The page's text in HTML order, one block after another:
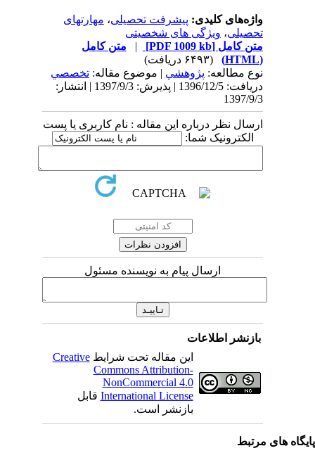
واژه‌های کلیدی:پیشرفت تحصیلی،مهارتهای
تحصیلی،ویژگی های شخصیتی
متن کامل[PDF 1009 kb]
| متن کامل
نوع مطالعه:پژوهشي| موضوع مقاله:تخصصي
دریافت: 1396/12/5 | پذیرش: 1397/9/3 | انتشار:
1397/9/3
ارسال نظر درباره این مقاله : نام کاربری یا پست
الکترونیک شما:
ارسال پیام به نویسنده مسئول
بازنشر اطلاعات
این مقاله تحت شرایطCreative
Commons Attribution-
NonCommercial 4.0
International Licenseقابل
بازنشر است.
های مرتبط